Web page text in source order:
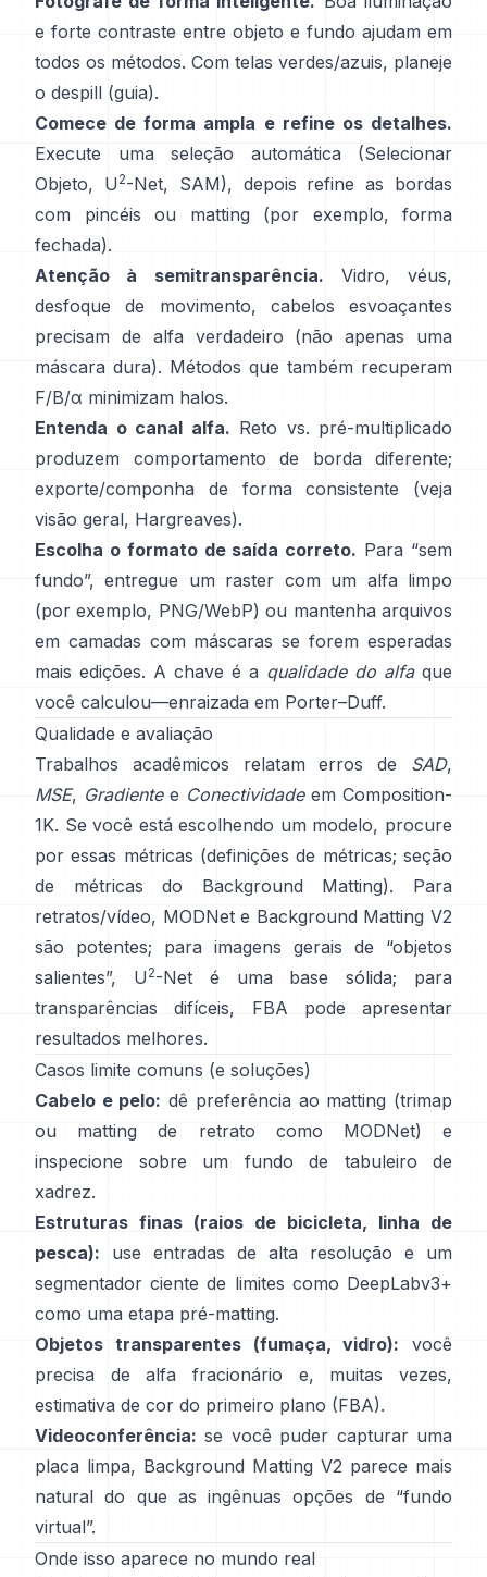
e forte contraste entre objeto e fundo ajudam em
todos os métodos. Com telas verdes/azuis, planeje
o despill (guia).
Comece de forma ampla e refine os detalhes.
Execute uma seleção automática (Selecionar
Objeto, U 2-Net, SAM), depois refine as bordas
com pincéis ou matting (por exemplo,
forma
fechada).
Atenção à semitransparência. Vidro, véus,
desfoque de movimento, cabelos esvoaçantes
precisam de alfa verdadeiro (não apenas uma
máscara dura). Métodos que também recuperam
F/B/α minimizam halos.
Entenda o canal alfa. Reto vs. pré-multiplicado
produzem comportamento de borda diferente;
exporte/componha de forma consistente (veja
visão geral, Hargreaves).
Escolha o formato de saída correto. Para “sem
fundo”, entregue um raster com um alfa limpo
(por exemplo, PNG/WebP) ou mantenha arquivos
em camadas com máscaras se forem esperadas
mais edições. A chave é a qualidade do alfaque
você calculou—enraizada em Porter–Duff.
Qualidade e avaliação
Trabalhos acadêmicos relatam erros de SAD,
MSE, Gradientee Conectividadeem Composition-
1K. Se você está escolhendo um modelo, procure
por essas métricas (definições de métricas; seção
de métricas do Background Matting). Para
retratos/vídeo, MODNete Background Matting V2
são potentes; para imagens gerais de “objetos
salientes”,
U 2-Neté uma base sólida; para
transparências difíceis,
FBA pode apresentar
resultados melhores.
Casos limite comuns (e soluções)
Cabelo e pelo: dê preferência ao matting (trimap
ou matting de retrato como
MODNet) e
inspecione sobre um fundo de tabuleiro de
xadrez.
Estruturas finas (raios de bicicleta, linha de
pesca): use entradas de alta resolução e um
segmentador ciente de limites como DeepLabv3+
como uma etapa pré-matting.
Objetos transparentes (fumaça, vidro): você
precisa de alfa fracionário e, muitas vezes,
estimativa de cor do primeiro plano (FBA).
Videoconferência: se você puder capturar uma
placa limpa, Background Matting V2 parece mais
natural do que as ingênuas opções de “fundo
virtual”.
Onde isso aparece no mundo real